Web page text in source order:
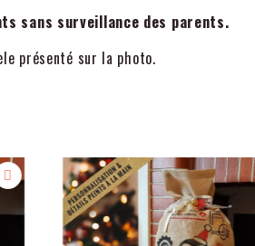
sans surveillance des parents.
présenté sur la photo.